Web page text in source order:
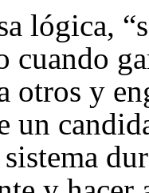
lógica,
cuando
otros y
un